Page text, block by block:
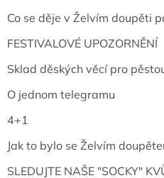
Co se děje v Želvím doupěti
FESTIVALOVÉ UPOZORNĚNÍ
Sklad děských věcí pro
O jednom telegramu
4+1
Jak to bylo se Želvím
SLEDUJTE NAŠE "SOCKY"